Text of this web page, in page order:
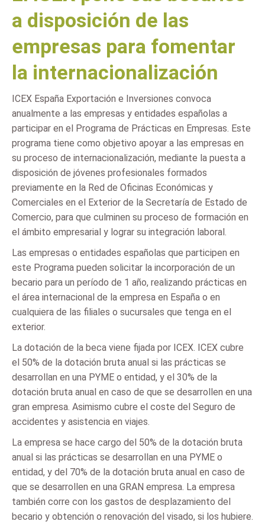
a disposición de las
empresas para fomentar
la internacionalización
ICEX España Exportación e Inversiones convoca
anualmente a las empresas y entidades españolas a
participar en el Programa de Prácticas en Empresas. Este
programa tiene como objetivo apoyar a las empresas en
su proceso de internacionalización, mediante la puesta a
disposición de jóvenes profesionales formados
previamente en la Red de Oficinas Económicas y
Comerciales en el Exterior de la Secretaría de Estado de
Comercio, para que culminen su proceso de formación en
el ámbito empresarial y lograr su integración laboral.
Las empresas o entidades españolas que participen en
este Programa pueden solicitar la incorporación de un
becario para un período de 1 año, realizando prácticas en
el área internacional de la empresa en España o en
cualquiera de las filiales o sucursales que tenga en el
exterior.
La dotación de la beca viene fijada por ICEX. ICEX cubre
el 50% de la dotación bruta anual si las prácticas se
desarrollan en una PYME o entidad, y el 30% de la
dotación bruta anual en caso de que se desarrollen en una
gran empresa. Asimismo cubre el coste del Seguro de
accidentes y asistencia en viajes.
La empresa se hace cargo del 50% de la dotación bruta
anual si las prácticas se desarrollan en una PYME o
entidad, y del 70% de la dotación bruta anual en caso de
que se desarrollen en una GRAN empresa. La empresa
también corre con los gastos de desplazamiento del
becario y obtención o renovación del visado, si los hubiere.